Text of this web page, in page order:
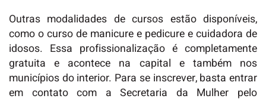
Outras modalidades de cursos estão disponíveis,
como o curso de manicure e pedicure e cuidadora de
idosos. Essa profissionalização é completamente
gratuita e acontece na capital e também nos
municípios do interior. Para se inscrever, basta entrar
em contato com a Secretaria da Mulher pelo